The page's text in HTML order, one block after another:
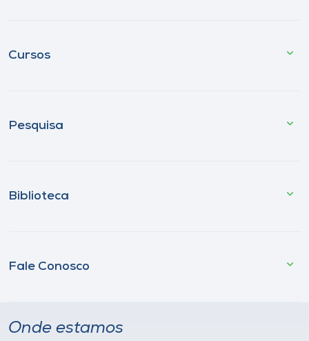
Cursos
Pesquisa
Biblioteca
Fale Conosco
Onde estamos